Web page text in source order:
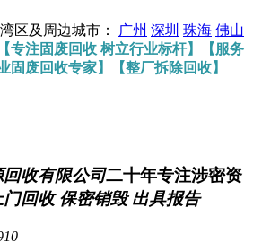
区及周边城市： 广州 深圳 珠海 佛山
【专注固废回收 树立行业标杆】【服务
固废回收专家】【整厂拆除回收】
收有限公司二十年专注涉密资
门回收 保密销毁 出具报告